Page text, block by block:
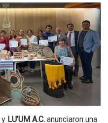
y LU’UM A.C. anunciaron una